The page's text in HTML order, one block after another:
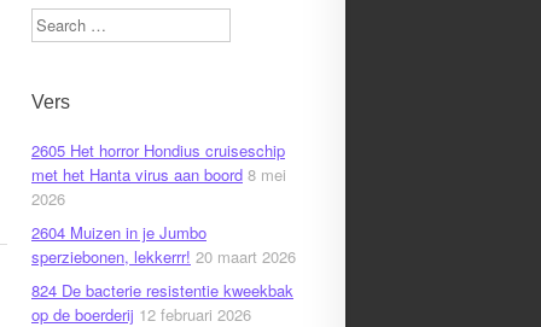
Search
Vers
2605 Het horror Hondius cruiseschip
met het Hanta virus aan boord 8 mei
2026
2604 Muizen in je Jumbo
sperziebonen, lekkerrr! 20 maart 2026
824 De bacterie resistentie kweekbak
op de boerderij 12 februari 2026